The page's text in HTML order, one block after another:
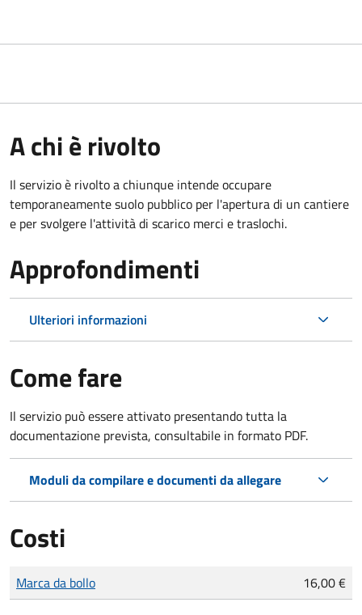
A chi è rivolto
Il servizio è rivolto a chiunque intende occupare
temporaneamente suolo pubblico per l'apertura di un cantiere
e per svolgere l'attività di scarico merci e traslochi.
Approfondimenti
Ulteriori informazioni
Come fare
Il servizio può essere attivato presentando tutta la
documentazione prevista, consultabile in formato PDF.
Moduli da compilare e documenti da allegare
Costi
Tipo di pagamento
Importo
Marca da bollo 16,00 €